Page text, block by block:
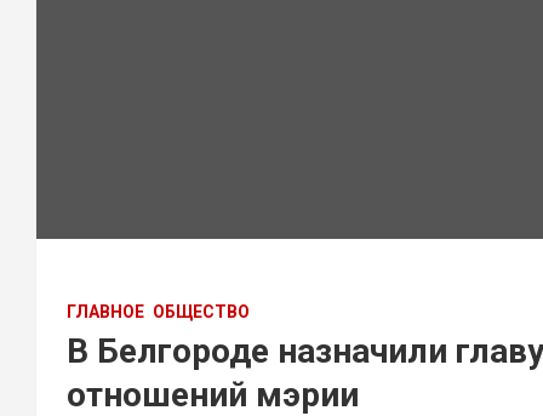
ГЛАВНОЕ ОБЩЕСТВО
В Белгороде назначили
отношений мэрии